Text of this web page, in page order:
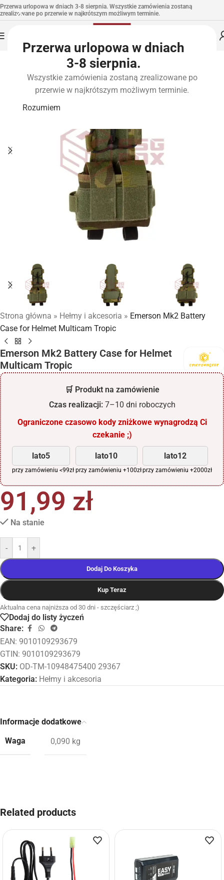
Przerwa urlopowa w dniach
3-8 sierpnia.
Wszystkie zamówienia zostaną zrealizowane po
przerwie w najkrótszym możliwym terminie.
Rozumiem
Przerwa urlopowa w dniach 3-8 sierpnia. Wszystkie zamówienia zostaną
zrealizowane po przerwie w najkrótszym możliwym terminie.
Strona główna » Hełmy i akcesoria » Emerson Mk2 Battery
Case for Helmet Multicam Tropic
Emerson Mk2 Battery Case for Helmet
Multicam Tropic
🛒 Produkt na zamówienie
Czas realizacji:7–10 dni roboczych
Ograniczone czasowo kody zniżkowe wynagrodzą Ci
czekanie ;)
lato5
przy zamówieniu <99zł
lato10
przy zamówieniu +100zł
lato12
przy zamówieniu +2000zł
91,99 zł
Na stanie
- +
Dodaj Do Koszyka
Kup Teraz
Aktualna cena najniższa od 30 dni - szczęściarz ;)
Dodaj do listy życzeń
Share:
EAN: 9010109293679
GTIN: 9010109293679
SKU: OD-TM-10948475400 29367
Kategoria: Hełmy i akcesoria
Informacje dodatkowe
Waga
0,090 kg
Related products